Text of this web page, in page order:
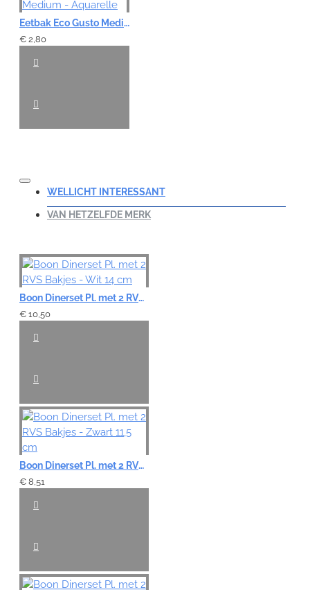
Eetbak Eco Gusto Medium - Aquarelle
€ 2,80
WELLICHT INTERESSANT
VAN HETZELFDE MERK
Boon Dinerset Pl. met 2 RVS Bakjes - Wit 14 cm
€ 10,50
Boon Dinerset Pl. met 2 RVS Bakjes - Zwart 11,5 cm
€ 8,51